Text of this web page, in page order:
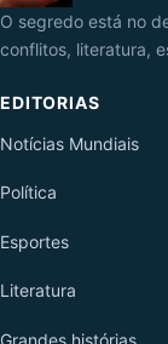
O segredo está no
conflitos, literatura,
EDITORIAS
Notícias Mundiais
Política
Esportes
Literatura
Grandes histórias